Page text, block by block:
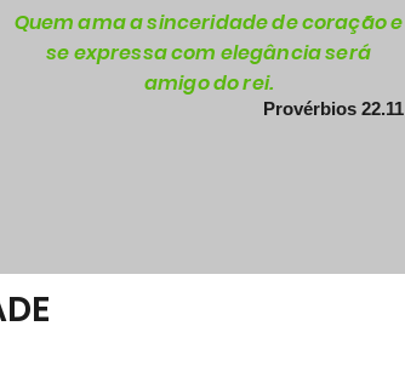
Quem ama a sinceridade de coração e
se expressa com elegância será
amigo do rei.
Provérbios 22.11